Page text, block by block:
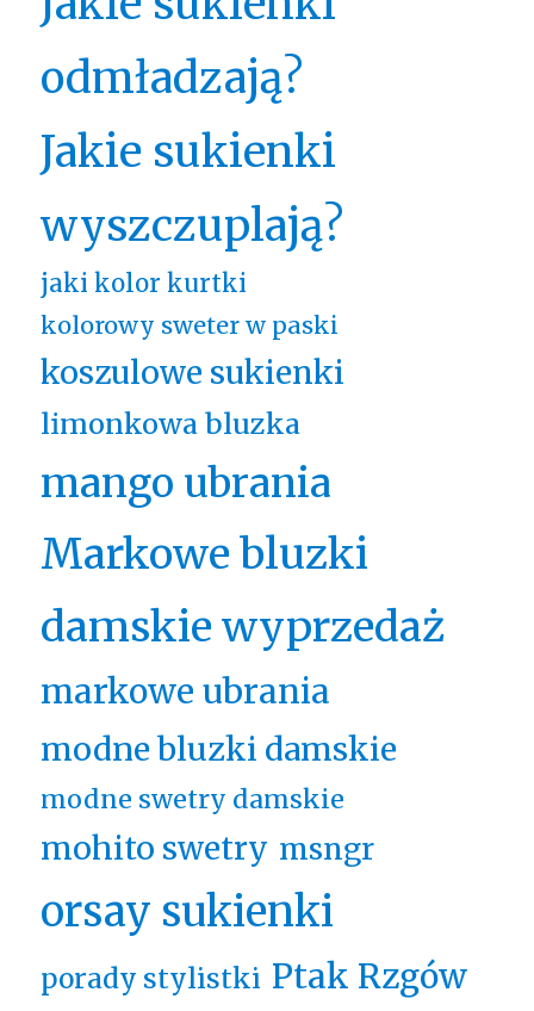
odmładzają?
Jakie sukienki
wyszczuplają?
jaki kolor kurtki
kolorowy sweter w paski
koszulowe sukienki
limonkowa bluzka
mango ubrania
Markowe bluzki
damskie wyprzedaż
markowe ubrania
modne bluzki damskie
modne swetry damskie
mohito swetry msngr
orsay sukienki
porady stylistki Ptak Rzgów